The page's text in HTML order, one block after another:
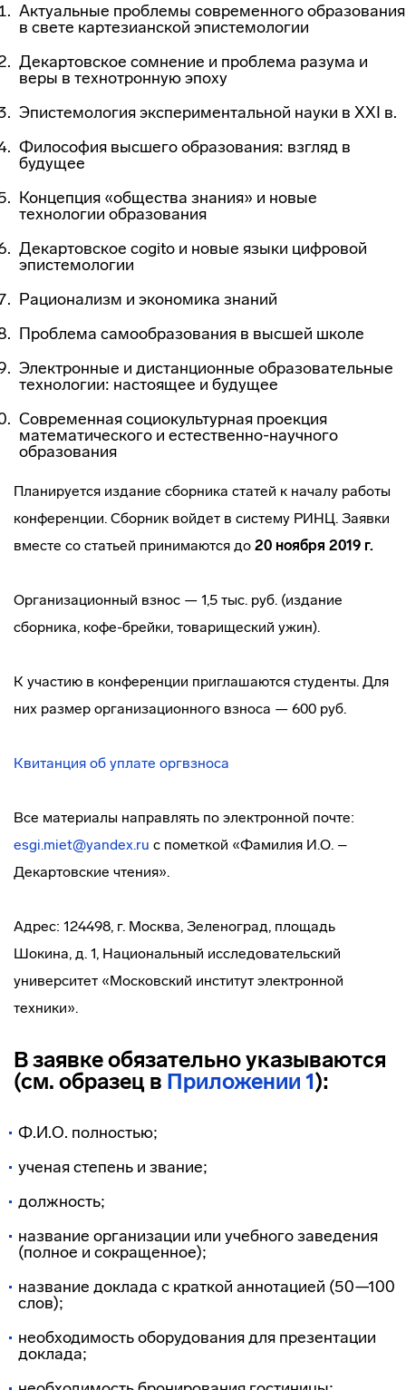
Актуальные проблемы современного образования
в свете картезианской эпистемологии
Декартовское сомнение и проблема разума и
веры в технотронную эпоху
Эпистемология экспериментальной науки в XXI в.
Философия высшего образования: взгляд в
будущее
Концепция «общества знания» и новые
технологии образования
Декартовское cogito и новые языки цифровой
эпистемологии
Рационализм и экономика знаний
Проблема самообразования в высшей школе
Электронные и дистанционные образовательные
технологии: настоящее и будущее
Современная социокультурная проекция
математического и естественно-научного
образования
Планируется издание сборника статей к началу работы
конференции. Сборник войдет в систему РИНЦ. Заявки
вместе со статьей принимаются до 20 ноября 2019 г.
Организационный взнос — 1,5 тыс. руб. (издание
сборника, кофе-брейки, товарищеский ужин).
К участию в конференции приглашаются студенты. Для
них размер организационного взноса — 600 руб.
Квитанция об уплате оргвзноса
Все материалы направлять по электронной почте:
esgi.miet@yandex.ru с пометкой «Фамилия И.О. –
Декартовские чтения».
Адрес: 124498, г. Москва, Зеленоград, площадь
Шокина, д. 1, Национальный исследовательский
университет «Московский институт электронной
техники».
В заявке обязательно указываются
(см. образец в Приложении 1):
Ф.И.О. полностью;
ученая степень и звание;
должность;
название организации или учебного заведения
(полное и сокращенное);
название доклада с краткой аннотацией (50—100
слов);
необходимость оборудования для презентации
доклада;